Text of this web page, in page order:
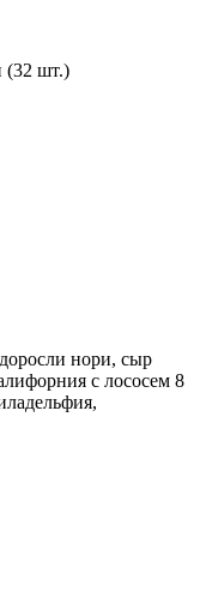
(32 шт.)
нори, сыр
с лососем 8